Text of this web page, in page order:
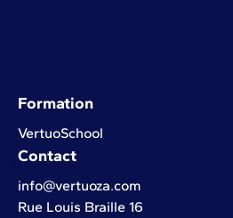
Formation
VertuoSchool
Contact
info@vertuoza.com
Rue Louis Braille 16